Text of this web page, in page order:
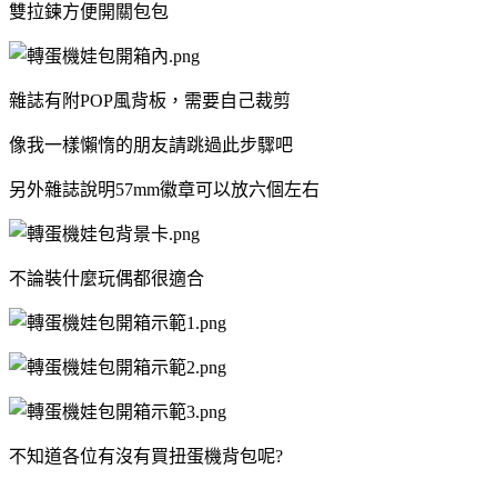
雙拉鍊方便開關包包
雜誌有附POP風背板，需要自己裁剪
像我一樣懶惰的朋友請跳過此步驟吧
另外雜誌說明57mm徽章可以放六個左右
不論裝什麼玩偶都很適合
不知道各位有沒有買扭蛋機背包呢?